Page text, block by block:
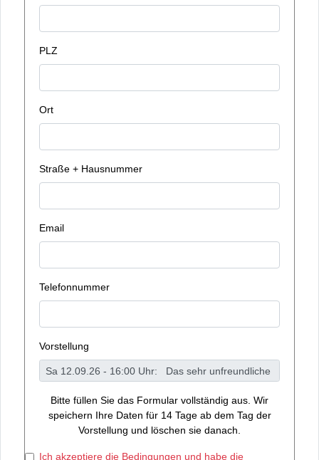
PLZ
Ort
Straße + Hausnummer
Email
Telefonnummer
Vorstellung
Bitte füllen Sie das Formular vollständig aus. Wir
speichern Ihre Daten für 14 Tage ab dem Tag der
Vorstellung und löschen sie danach.
Ich akzeptiere die Bedingungen und habe die